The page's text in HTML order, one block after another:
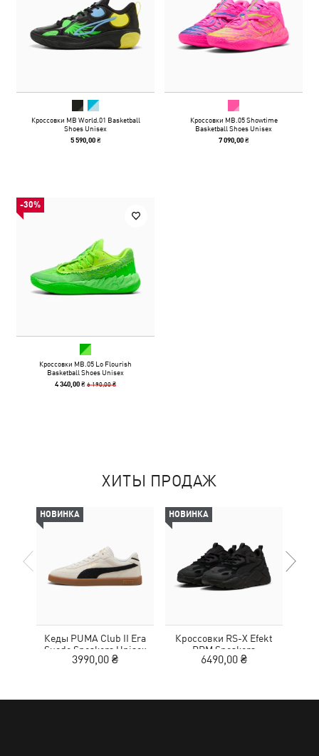
Кроссовки MB World.01 Basketball
Shoes Unisex
5 590,00 ₴
Кроссовки MB.05 Showtime
Basketball Shoes Unisex
7 090,00 ₴
-30%
Кроссовки MB.05 Lo Flourish
Basketball Shoes Unisex
4 340,00 ₴6 190,00 ₴
ХИТЫ ПРОДАЖ
НОВИНКА
Кеды PUMA Club II Era
Suede Sneakers Unisex
3990,00 ₴
НОВИНКА
Кроссовки RS-X Efekt
PRM Sneakers
6490,00 ₴